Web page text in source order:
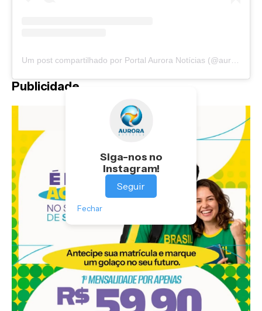
Siga-nos no
Instagram!
Seguir
Fechar
Um post compartilhado por Portal Aurora Notícias (@auroranoticias)
Publicidade